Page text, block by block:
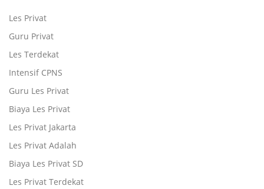
Les Privat
Guru Privat
Les Terdekat
Intensif CPNS
Guru Les Privat
Biaya Les Privat
Les Privat Jakarta
Les Privat Adalah
Biaya Les Privat SD
Les Privat Terdekat